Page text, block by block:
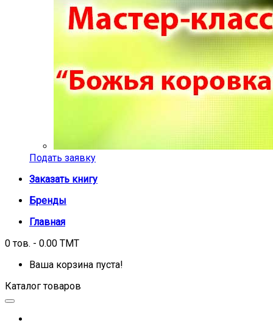
Подать заявку
Заказать книгу
Бренды
Главная
0 тов. - 0.00 TMT
Ваша корзина пуста!
Каталог товаров